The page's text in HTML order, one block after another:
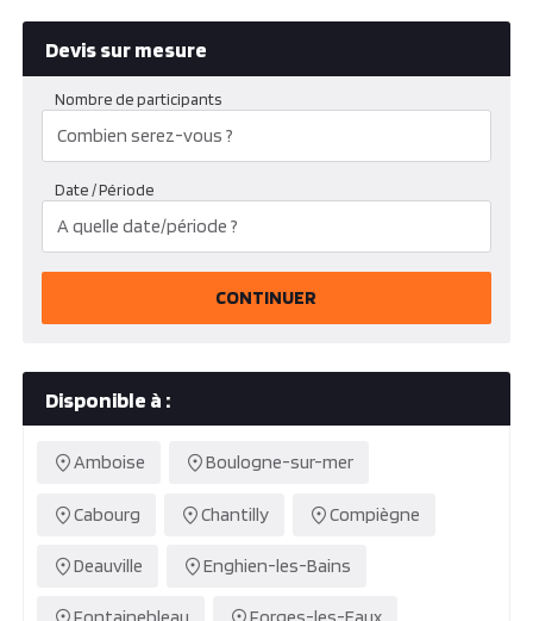
Devis sur mesure
Nombre de participants
Date / Période
CONTINUER
Disponible à :
Amboise Boulogne-sur-mer
Cabourg Chantilly Compiègne
Deauville Enghien-les-Bains